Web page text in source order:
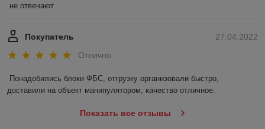
не отвечают
27.04.2022
Покупатель
Отлично
Понадобились блоки ФБС, отгрузку организовали быстро,
доставили на объект манипулятором, качество отличное.
Показать все отзывы